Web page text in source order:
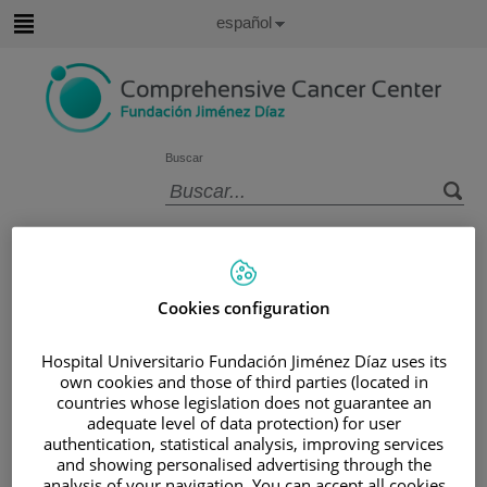
contenido
Buscar
de
Idioma
Español
INFORMACIÓN Y SOPORTE AL PACIENTE
/ÁREA DE CÁNCER GINECOLÓGICO
CÉRVIX/DIAGNÓSTICO/ TIPOS
Tipos
Cookies configuration
Hospital Universitario Fundación Jiménez Díaz uses its
own cookies and those of third parties (located in
countries whose legislation does not guarantee an
adequate level of data protection) for user
authentication, statistical analysis, improving services
and showing personalised advertising through the